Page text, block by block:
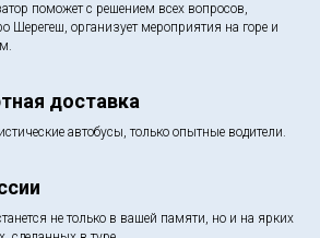
поможет с решением всех вопросов,
Шерегеш, организует мероприятия на горе и
доставка
автобусы, только опытные водители.
не только в вашей памяти, но и на ярких